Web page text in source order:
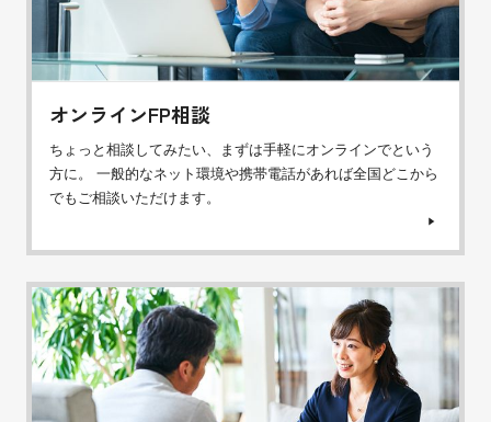
オンラインFP相談
ちょっと相談してみたい、まずは手軽にオンラインでという
方に。 一般的なネット環境や携帯電話があれば全国どこから
でもご相談いただけます。